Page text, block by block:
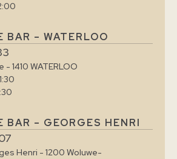
BAR – WATERLOO
- 1410 WATERLOO
BAR – GEORGES HENRI
Henri - 1200 Woluwe-